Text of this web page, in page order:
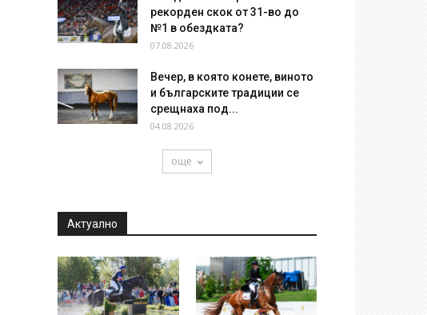
рекорден скок от 31-во до
№1 в обездката?
07.08.2026
Вечер, в която конете, виното
и българските традиции се
срещнаха под...
04.08.2026
още
Актуално